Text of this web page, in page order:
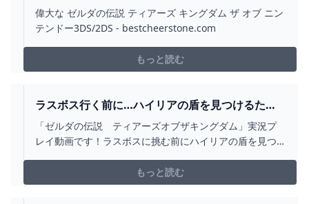
ブ ニンテンドー3DS/2DS -
BESTCHEERSTONE.COM
偉大な ゼルダの伝説 ティアーズ キングダム ザ オブ ニン
テンドー3DS/2DS - bestcheerstone.com
もっと読む
ラスボス行く前に…ハイリアの盾を見つけるため
に最後のお城探索【ゼルダの伝説 ティアーズ オブ
ザ キングダム】PART206 - YOUTUBE
「ゼルダの伝説 ティアーズオブザキングダム」実況プ
レイ動画です！ラスボスに挑む前にハイリアの盾を見つ
城のお城を探索します。賢者のみんなにも話しかけに行
くよまだ見つけてないものあったんだなぁ…みつあめを今
もっと読む